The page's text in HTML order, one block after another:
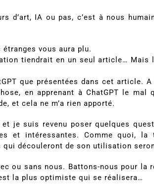
d’art, IA ou pas, c’est à nous
vous aura plu.
tiendrait en un seul article…
que présentées dans cet article.
en apprenant à ChatGPT le
et cela ne m’a rien apporté.
je suis revenu poser quelques
et intéressantes. Comme quoi, la
découleront de son utilisation
ou sans nous. Battons-nous pour la
la plus optimiste qui se réalisera…